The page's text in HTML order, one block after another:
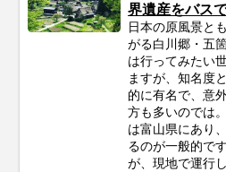
界遺産をバス
日本の原風景と
がる白川郷・五
は行ってみたい
ますが、知名度
的に有名で、意
方も多いのでは
は富山県にあり
るのが一般的で
が、現地で運行